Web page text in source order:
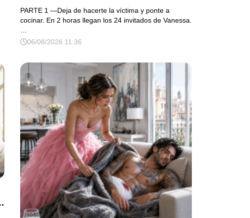
pero la vieja llave reveló el secreto de su
esposo
PARTE 1 —Deja de hacerte la víctima y ponte a
cocinar. En 2 horas llegan los 24 invitados de Vanessa.
06/08/2026 11:36